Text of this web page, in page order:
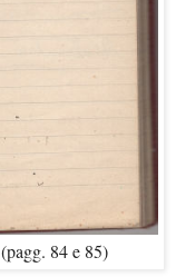
(pagg. 84 e 85)